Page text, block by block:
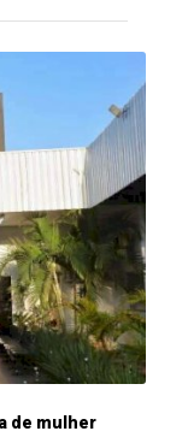
de mulher